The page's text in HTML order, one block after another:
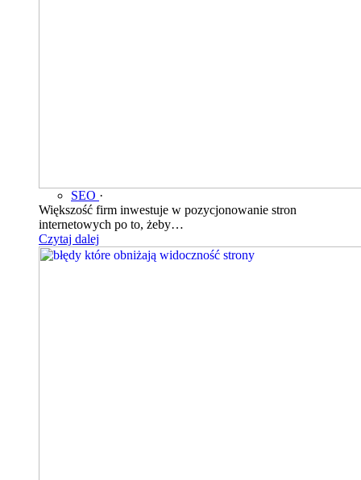
SEO ·
Większość firm inwestuje w pozycjonowanie stron
internetowych po to, żeby…
Czytaj dalej